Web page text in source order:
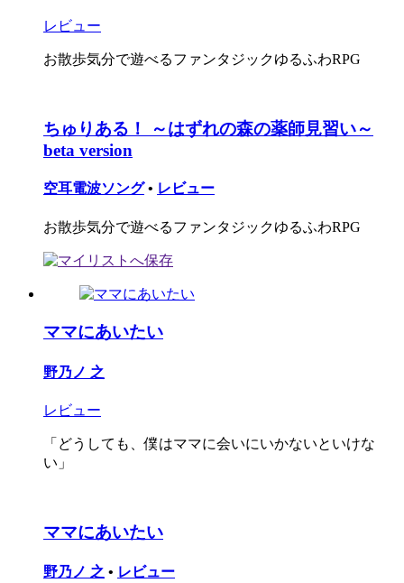
レビュー
お散歩気分で遊べるファンタジックゆるふわRPG
ちゅりある！ ～はずれの森の薬師見習い～
beta version
空耳電波ソング • レビュー
お散歩気分で遊べるファンタジックゆるふわRPG
ママにあいたい
野乃ノ 之
レビュー
「どうしても、僕はママに会いにいかないといけな
い」
ママにあいたい
野乃ノ 之 • レビュー